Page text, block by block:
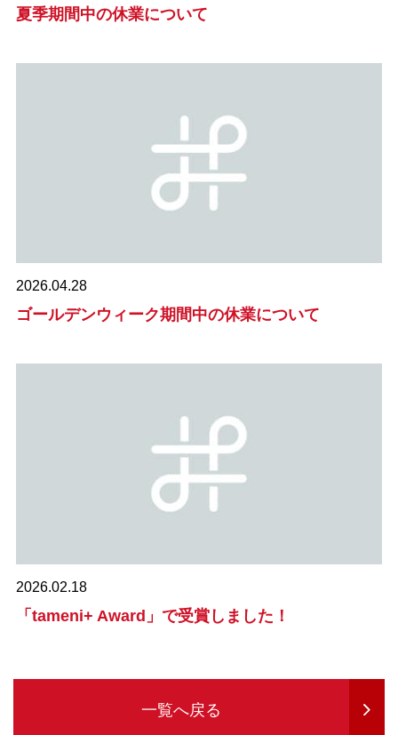
夏季期間中の休業について
2026.04.28
ゴールデンウィーク期間中の休業について
2026.02.18
「tameni+ Award」で受賞しました！
一覧へ戻る